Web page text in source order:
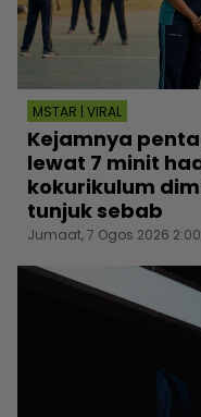
MSTAR | VIRAL
Kejamnya
lewat 7 minit
kokurikulum
tunjuk sebab
Jumaat, 7 Ogos 2026 2:00